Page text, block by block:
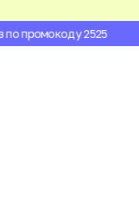
промокоду 2525